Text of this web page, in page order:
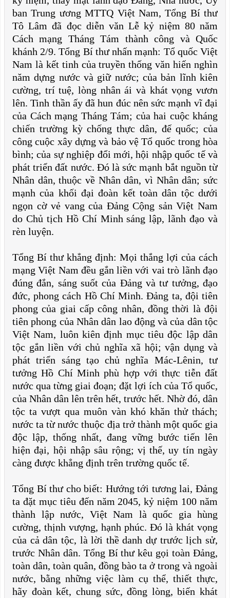
ban Trung ương MTTQ Việt Nam, Tổng Bí thư
Tô Lâm đã đọc diễn văn Lễ kỷ niệm 80 năm
Cách mạng Tháng Tám thành công và Quốc
khánh 2/9. Tổng Bí thư nhấn mạnh: Tổ quốc Việt
Nam là kết tinh của truyền thống văn hiến nghìn
năm dựng nước và giữ nước; của bản lĩnh kiên
cường, trí tuệ, lòng nhân ái và khát vọng vươn
lên. Tinh thần ấy đã hun đúc nên sức mạnh vĩ đại
của Cách mạng Tháng Tám; của hai cuộc kháng
chiến trường kỳ chống thực dân, đế quốc; của
công cuộc xây dựng và bảo vệ Tổ quốc trong hòa
bình; của sự nghiệp đổi mới, hội nhập quốc tế và
phát triển đất nước. Đó là sức mạnh bắt nguồn từ
Nhân dân, thuộc về Nhân dân, vì Nhân dân; sức
mạnh của khối đại đoàn kết toàn dân tộc dưới
ngọn cờ vẻ vang của Đảng Cộng sản Việt Nam
do Chủ tịch Hồ Chí Minh sáng lập, lãnh đạo và
rèn luyện.
Tổng Bí thư khẳng định: Mọi thắng lợi của cách
mạng Việt Nam đều gắn liền với vai trò lãnh đạo
đúng đắn, sáng suốt của Đảng và tư tưởng, đạo
đức, phong cách Hồ Chí Minh. Đảng ta, đội tiên
phong của giai cấp công nhân, đồng thời là đội
tiên phong của Nhân dân lao động và của dân tộc
Việt Nam, luôn kiên định mục tiêu độc lập dân
tộc gắn liền với chủ nghĩa xã hội; vận dụng và
phát triển sáng tạo chủ nghĩa Mác-Lênin, tư
tưởng Hồ Chí Minh phù hợp với thực tiễn đất
nước qua từng giai đoạn; đặt lợi ích của Tổ quốc,
của Nhân dân lên trên hết, trước hết. Nhờ đó, dân
tộc ta vượt qua muôn vàn khó khăn thử thách;
nước ta từ nước thuộc địa trở thành một quốc gia
độc lập, thống nhất, đang vững bước tiến lên
hiện đại, hội nhập sâu rộng; vị thế, uy tín ngày
càng được khẳng định trên trường quốc tế.
Tổng Bí thư cho biết: Hướng tới tương lai, Đảng
ta đặt mục tiêu đến năm 2045, kỷ niệm 100 năm
thành lập nước, Việt Nam là quốc gia hùng
cường, thịnh vượng, hạnh phúc. Đó là khát vọng
của cả dân tộc, là lời thề danh dự trước lịch sử,
trước Nhân dân. Tổng Bí thư kêu gọi toàn Đảng,
toàn dân, toàn quân, đồng bào ta ở trong và ngoài
nước, bằng những việc làm cụ thể, thiết thực,
hãy đoàn kết, chung sức, đồng lòng, biến khát